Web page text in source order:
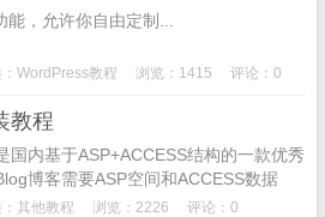
，允许你自由定制...
WordPress教程 浏览：1415 评论：0
教程
国内基于ASP+ACCESS结构的一款优秀
博客需要ASP空间和ACCESS数据
PJBlog博客...
其他教程 浏览：2226 评论：0